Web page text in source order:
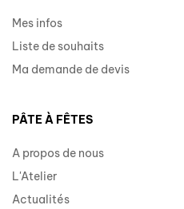
Mes infos
Liste de souhaits
Ma demande de devis
PÂTE À FÊTES
A propos de nous
L'Atelier
Actualités